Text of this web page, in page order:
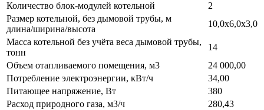
Количество блок-модулей котельной
2
Размер котельной, без дымовой трубы, м
длина/ширина/высота
10,0х6,0х3,0
Масса котельной без учёта веса дымовой трубы,
тонн
14
Объем отапливаемого помещения, м3
24 000,00
Потребление электроэнергии, кВт/ч
34,00
Питающее напряжение, Вт
380
Расход природного газа, м3/ч
280,43